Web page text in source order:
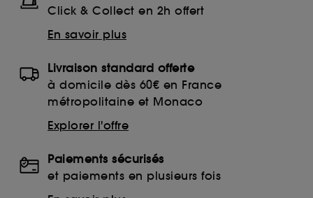
Click & Collect en 2h offert
En savoir plus
Livraison standard offerte
à domicile dès 60€ en France
métropolitaine et Monaco
Explorer l'offre
Paiements sécurisés
et paiements en plusieurs fois